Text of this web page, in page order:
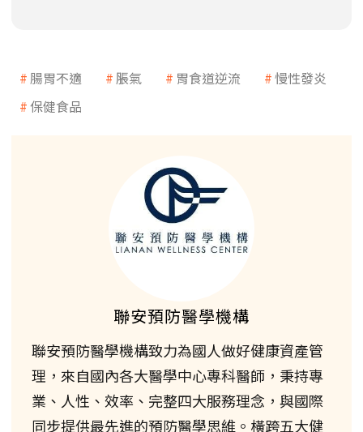
腸胃不適 脹氣 胃食道逆流
慢性發炎
保健食品
聯安預防醫學機構
聯安預防醫學機構致力為國人做好健康資產管
理，來自國內各大醫學中心專科醫師，秉持專
業、人性、效率、完整四大服務理念，與國際
同步提供最先進的預防醫學思維。橫跨五大健